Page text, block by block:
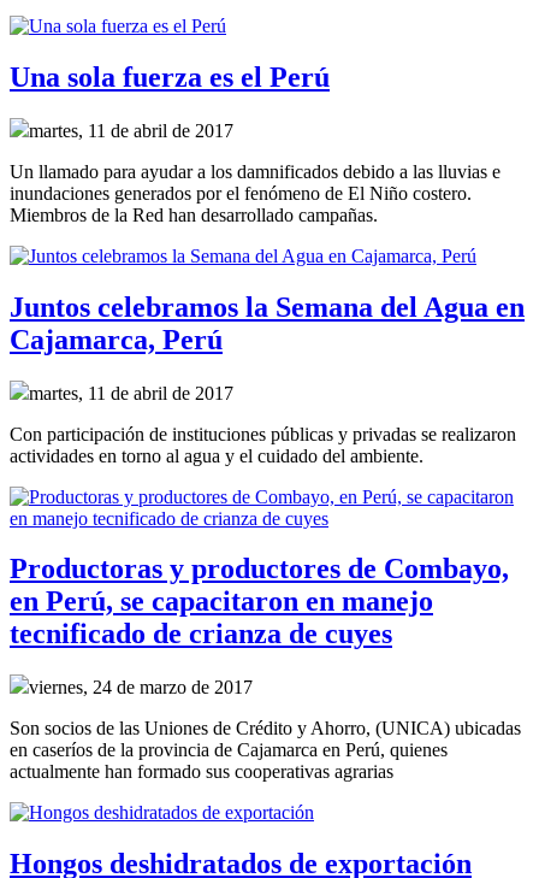
Una sola fuerza es el Perú
martes, 11 de abril de 2017
Un llamado para ayudar a los damnificados debido a las lluvias e
inundaciones generados por el fenómeno de El Niño costero.
Miembros de la Red han desarrollado campañas.
Juntos celebramos la Semana del Agua en
Cajamarca, Perú
martes, 11 de abril de 2017
Con participación de instituciones públicas y privadas se realizaron
actividades en torno al agua y el cuidado del ambiente.
Productoras y productores de Combayo,
en Perú, se capacitaron en manejo
tecnificado de crianza de cuyes
viernes, 24 de marzo de 2017
Son socios de las Uniones de Crédito y Ahorro, (UNICA) ubicadas
en caseríos de la provincia de Cajamarca en Perú, quienes
actualmente han formado sus cooperativas agrarias
Hongos deshidratados de exportación